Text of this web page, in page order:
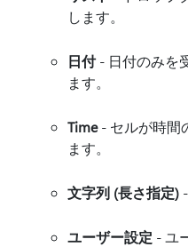
します。
日付- 日付のみを
ます。
Time- セルが時間
ます。
文字列 (長さ指定)
ユーザー設定 - ユ